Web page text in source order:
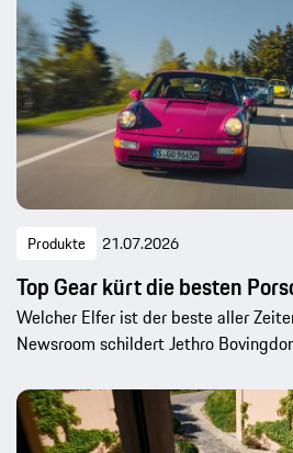
Produkte 21.07.2026
Top Gear kürt die besten
Welcher Elfer ist der beste aller
Newsroom schildert Jethro